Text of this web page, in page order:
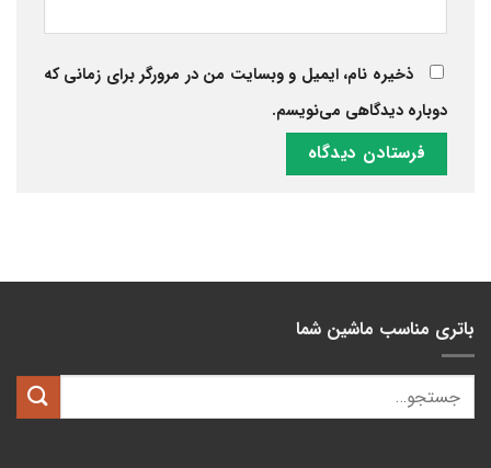
ذخیره نام، ایمیل و وبسایت من در مرورگر برای زمانی که
دوباره دیدگاهی می‌نویسم.
باتری مناسب ماشین شما